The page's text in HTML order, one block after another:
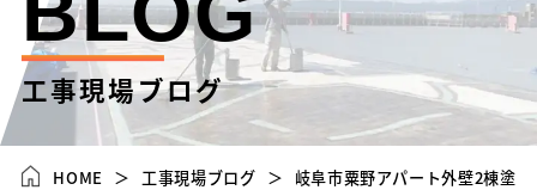
工事現場ブログ
HOME 工事現場ブログ 岐阜市粟野アパート外壁2棟塗